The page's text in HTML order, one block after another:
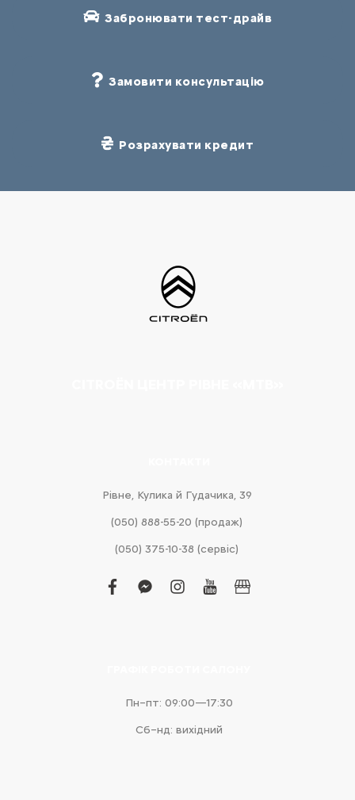
Забронювати тест-драйв
Замовити консультацію
Розрахувати кредит
Рівне, Кулика й Гудачика, 39
(050) 888-55-20 (продаж)
(050) 375-10-38 (сервіс)
facebook
facebook-
instagram
youtubebusiness
Пн–пт: 09:00—17:30
Сб–нд: вихідний